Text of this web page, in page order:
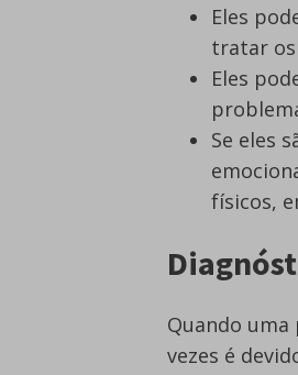
Eles
tratar
Eles
Se eles
físicos,
Quando
vezes é